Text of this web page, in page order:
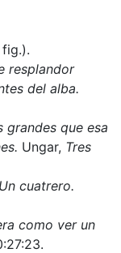
resplandor
del alba.
grandes que esa
Ungar, Tres
cuatrero.
como ver un